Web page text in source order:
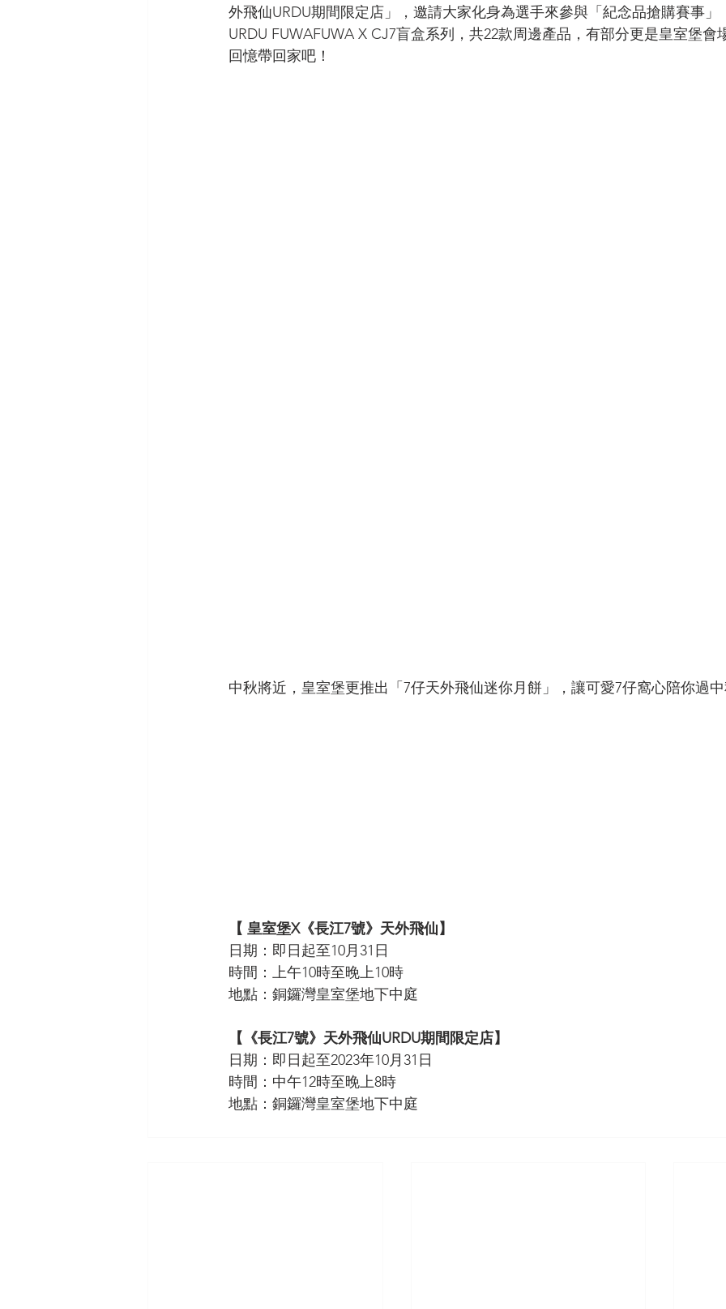
外飛仙URDU期間限定店」，邀請大家化身為選手來參與「紀念品搶購賽事」
URDU FUWAFUWA X CJ7盲盒系列，共22款周邊產品，有部分更是皇室堡會
回憶帶回家吧！
中秋將近，皇室堡更推出「7仔天外飛仙迷你月餅」，讓可愛7仔窩心陪你過
【 皇室堡X《長江7號》天外飛仙】
日期：即日起至10月31日
時間：上午10時至晚上10時
地點：銅鑼灣皇室堡地下中庭
【《長江7號》天外飛仙URDU期間限定店】
日期：即日起至2023年10月31日
時間：中午12時至晚上8時
地點：銅鑼灣皇室堡地下中庭